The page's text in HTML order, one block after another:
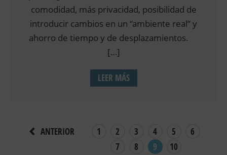
comodidad, más privacidad, posibilidad de
introducir cambios en un “ambiente real” y
ahorro de tiempo y de desplazamientos.
[…]
LEER MÁS
ANTERIOR 1 2 3 4 5
6
7
8 9
10